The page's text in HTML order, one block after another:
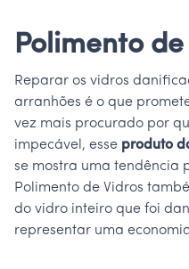
Polimento de
Reparar os vidros
arranhões é o que
vez mais procurado por
impecável, esse produto
se mostra uma tendência
Polimento de Vidros
do vidro inteiro que foi
representar uma